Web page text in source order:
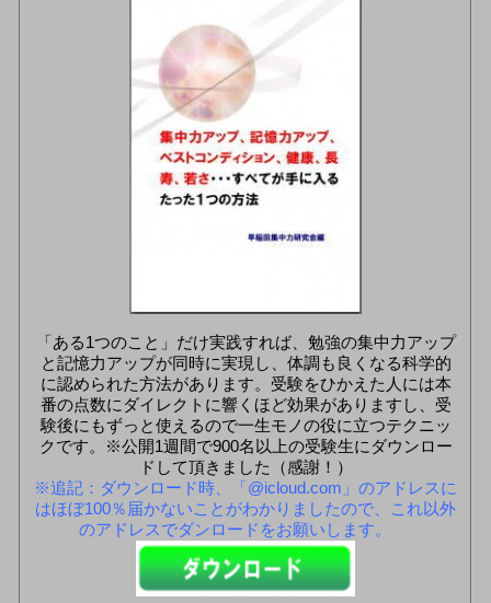
「ある1つのこと」だけ実践すれば、勉強の集中力アップ
と記憶力アップが同時に実現し、体調も良くなる科学的
に認められた方法があります。受験をひかえた人には本
番の点数にダイレクトに響くほど効果がありますし、受
験後にもずっと使えるので一生モノの役に立つテクニッ
クです。※公開1週間で900名以上の受験生にダウンロー
ドして頂きました（感謝！）
※追記：ダウンロード時、「@icloud.com」のアドレスに
はほぼ100％届かないことがわかりましたので、これ以外
のアドレスでダンロードをお願いします。